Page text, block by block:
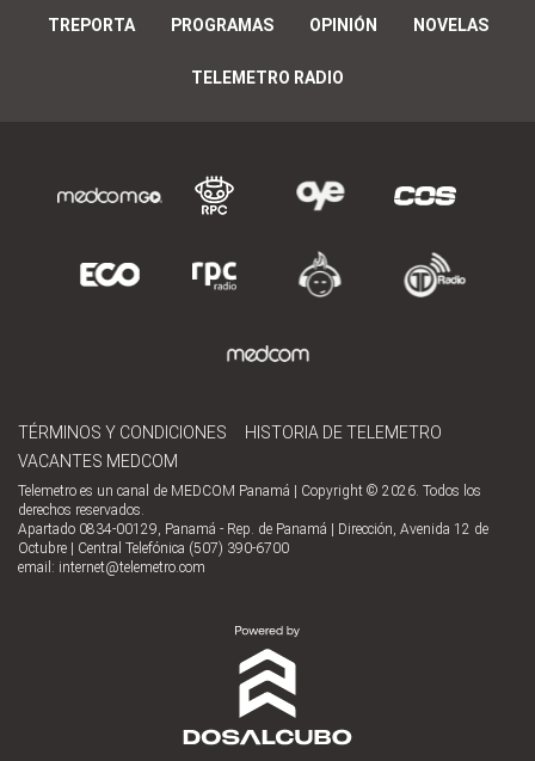
TREPORTA PROGRAMAS OPINIÓN NOVELAS
TELEMETRO RADIO
TÉRMINOS Y CONDICIONES
HISTORIA DE TELEMETRO
VACANTES MEDCOM
Telemetro es un canal de MEDCOM Panamá | Copyright © 2026. Todos los
derechos reservados.
Apartado 0834-00129, Panamá - Rep. de Panamá | Dirección, Avenida 12 de
Octubre | Central Telefónica (507) 390-6700
email: internet@telemetro.com